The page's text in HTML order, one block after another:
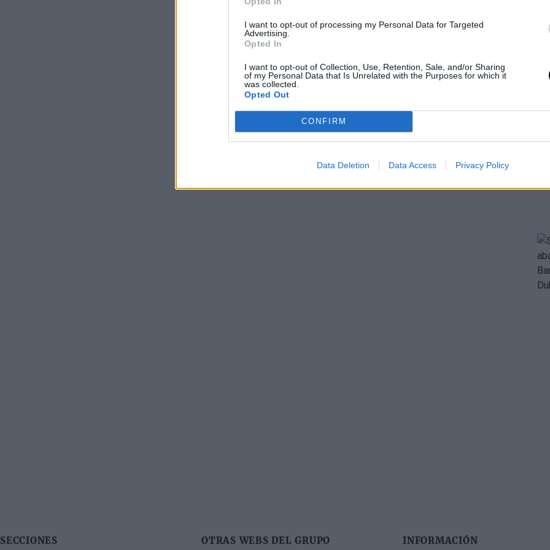
I want to opt-out of processing my Personal Data for Targeted
Advertising.
Opted In
I want to opt-out of Collection, Use, Retention, Sale, and/or Sharing
of my Personal Data that Is Unrelated with the Purposes for which it
was collected.
Opted Out
CONFIRM
Data Deletion Data Access Privacy Policy
SECCIONES OTRAS WEBS DEL GRUPO INFORMACIÓN